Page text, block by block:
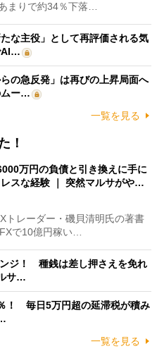
まりで約34％下落…
な主役」として再評価される気
AI…
の急反発」は再びの上昇局面へ
ムー…
一覧を見る
！
万円の負債と引き換えに手に
スな経験 ｜ 突然マルサがや…
レーダー・磯貝清明氏の著書
で10億円稼い…
ンジ！ 種銭は差し押さえを免れ
サ…
！ 毎日5万円超の延滞税が積み
一覧を見る